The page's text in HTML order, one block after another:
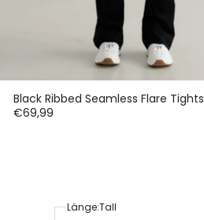
Black Ribbed Seamless Flare Tights
€69,99
Länge:Tall